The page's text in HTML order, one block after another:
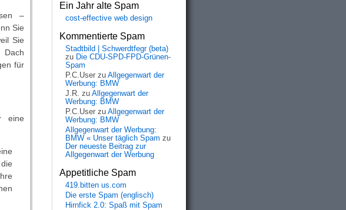
–
Sie
Sie
für
eine
Ein Jahr alte Spam
cost-effective web design
Kommentierte Spam
Stadtbild | Schwerdtfegr (beta)
zu Die CDU-SPD-FPD-Grünen-
Spam
P.C.User zu Allgegenwart der
Werbung: BMW
J.R. zu Allgegenwart der
Werbung: BMW
P.C.User zu Allgegenwart der
Werbung: BMW
Allgegenwart der Werbung:
BMW « Unser täglich Spam zu
Der neueste Beitrag zur
Allgegenwart der Werbung
Appetitliche Spam
419.bitten us.com
Die erste Spam (englisch)
Hirnfick 2.0: Spaß mit Spam